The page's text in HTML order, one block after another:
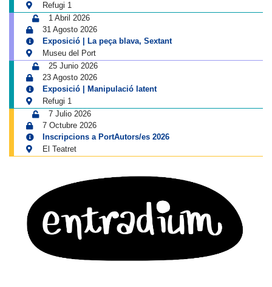
Refugi 1
1 Abril 2026
31 Agosto 2026
Exposició | La peça blava, Sextant
Museu del Port
25 Junio 2026
23 Agosto 2026
Exposició | Manipulació latent
Refugi 1
7 Julio 2026
7 Octubre 2026
Inscripcions a PortAutors/es 2026
El Teatret